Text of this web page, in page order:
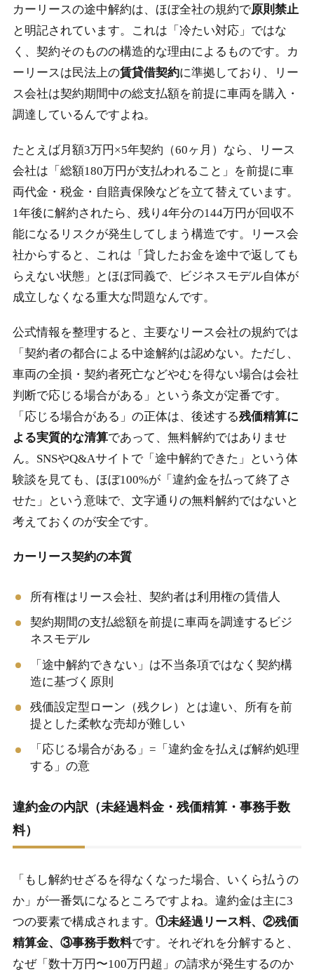
2-2. 中途解約特約付きプランの選び方
2-4. 名義変更・他社乗り換え・買取で解約相当を実現す
る3つの抜け道
2-5. まとめ：カーリース途中解約できない不安への正し
カーリースの途中解約は、ほぼ全社の規約で原則禁止
と明記されています。これは「冷たい対応」ではな
く、契約そのものの構造的な理由によるものです。カ
ーリースは民法上の賃貸借契約に準拠しており、リー
ス会社は契約期間中の総支払額を前提に車両を購入・
調達しているんですよね。
たとえば月額3万円×5年契約（60ヶ月）なら、リース
会社は「総額180万円が支払われること」を前提に車
両代金・税金・自賠責保険などを立て替えています。
1年後に解約されたら、残り4年分の144万円が回収不
能になるリスクが発生してしまう構造です。リース会
社からすると、これは「貸したお金を途中で返しても
らえない状態」とほぼ同義で、ビジネスモデル自体が
成立しなくなる重大な問題なんです。
公式情報を整理すると、主要なリース会社の規約では
「契約者の都合による中途解約は認めない。ただし、
車両の全損・契約者死亡などやむを得ない場合は会社
判断で応じる場合がある」という条文が定番です。
「応じる場合がある」の正体は、後述する残価精算に
よる実質的な清算であって、無料解約ではありませ
ん。SNSやQ&Aサイトで「途中解約できた」という体
験談を見ても、ほぼ100%が「違約金を払って終了さ
せた」という意味で、文字通りの無料解約ではないと
考えておくのが安全です。
カーリース契約の本質
所有権はリース会社、契約者は利用権の賃借人
契約期間の支払総額を前提に車両を調達するビジ
ネスモデル
「途中解約できない」は不当条項ではなく契約構
造に基づく原則
残価設定型ローン（残クレ）とは違い、所有を前
提とした柔軟な売却が難しい
「応じる場合がある」=「違約金を払えば解約処理
する」の意
違約金の内訳（未経過料金・残価精算・事務手数
料）
「もし解約せざるを得なくなった場合、いくら払うの
か」が一番気になるところですよね。違約金は主に3
つの要素で構成されます。 ①未経過リース料、②残価
精算金、③事務手数料です。それぞれを分解すると、
なぜ「数十万円〜100万円超」の請求が発生するのか